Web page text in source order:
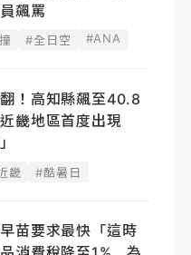
飆罵
#全日空 #ANA
！高知縣飆至40.8
畿地區首度出現
畿 #酷暑日
苗要求最快「這時